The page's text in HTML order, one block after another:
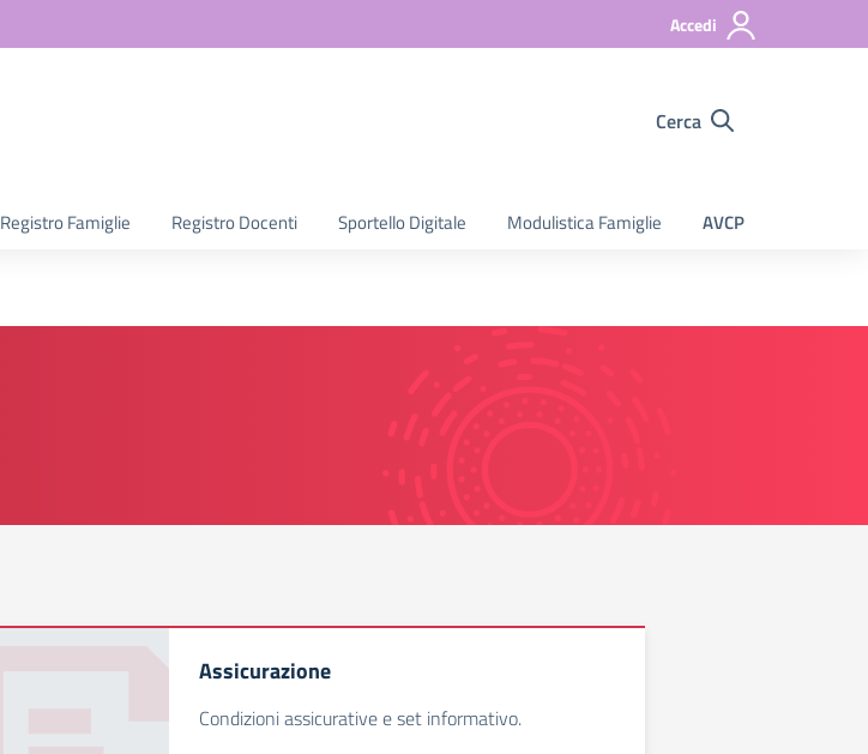
Accedi
Cerca
Registro Famiglie Registro Docenti Sportello Digitale Modulistica Famiglie AVCP
Assicurazione
Condizioni assicurative e set informativo.